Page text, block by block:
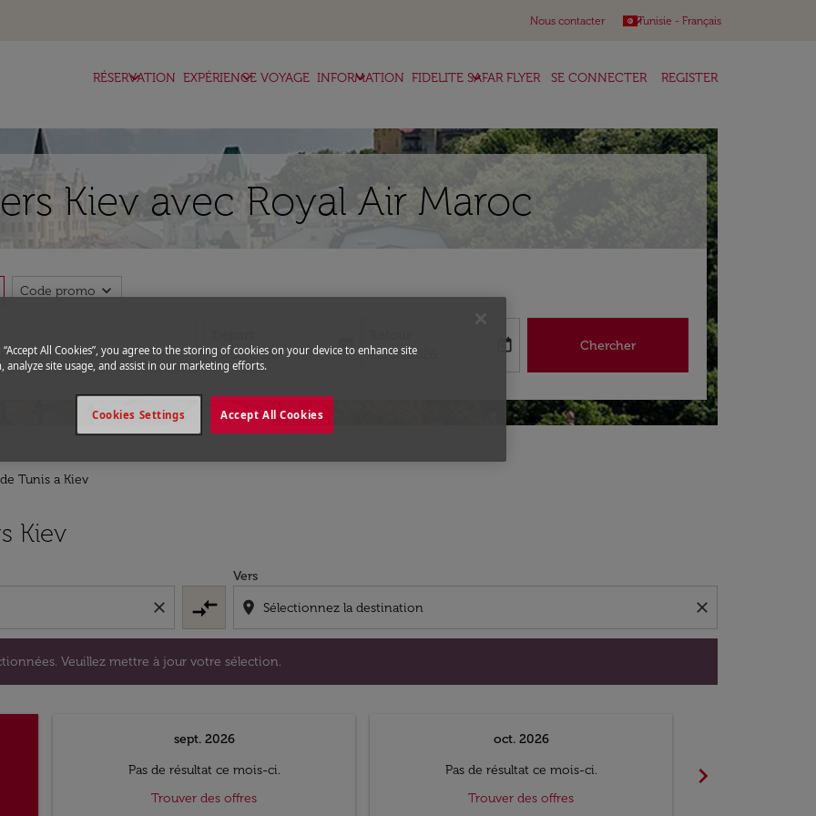
Nous contacter Tunisie - Français
keyboard_arrow_down
RÉSERVATION
keyboard_arrow_down EXPÉRIENCE VOYAGE
keyboard_arrow_down INFORMATION
keyboard_arrow_down FIDELITE SAFAR FLYER
keyboard_arrow_down SE CONNECTER REGISTER
Kiev avec Royal Air Maroc
Code promo expand_more
fc-booking-departure-date-aria-label
15/08/2026
today
fc-booking-return-date-aria-label
22/08/2026
today Chercher
Tunis a Kiev
Kiev
close compare_arrows
Vers
location_on close
Veuillez mettre à jour votre sélection.
Veuillez mettre à jour votre sélection.
sept. 2026
Pas de résultat ce mois-ci.
Trouver des offres
oct. 2026
Pas de résultat ce mois-ci.
Trouver des offres
chevron_right
“Accept All Cookies”, you agree to the storing of cookies on your device to enhance site
analyze site usage, and assist in our marketing efforts.
Accept All Cookies
Cookies Settings